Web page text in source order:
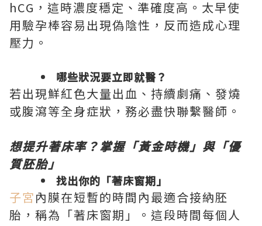
hCG，這時濃度穩定、準確度高。太早使
用驗孕棒容易出現偽陰性，反而造成心理
壓力。
哪些狀況要立即就醫？
若出現鮮紅色大量出血、持續劇痛、發燒
或腹瀉等全身症狀，務必盡快聯繫醫師。
想提升著床率？掌握「黃金時機」與「優
質胚胎」
找出你的「著床窗期」
子宮內膜在短暫的時間內最適合接納胚
胎，稱為「著床窗期」。這段時間每個人